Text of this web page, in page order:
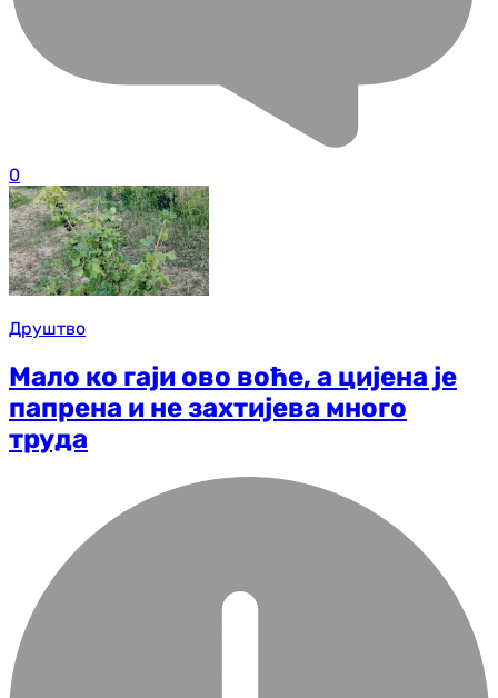
0
Друштво
Мало ко гаји ово воће, а цијена је
папрена и не захтијева много
труда